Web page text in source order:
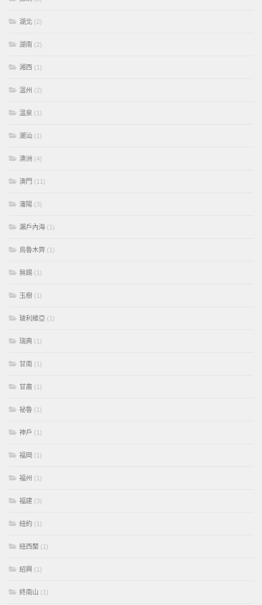
湖北 (2)
湖南 (2)
湘西 (1)
溫州 (2)
溫泉 (1)
潮汕 (1)
澳洲 (4)
澳門 (11)
瀋陽 (3)
瀨戶內海 (1)
烏魯木齊 (1)
無錫 (1)
玉樹 (1)
玻利維亞 (1)
瑞典 (1)
甘南 (1)
甘肅 (1)
祕魯 (1)
神戶 (1)
福岡 (1)
福州 (1)
福建 (3)
紐約 (1)
紐西蘭 (1)
紹興 (1)
終南山 (1)